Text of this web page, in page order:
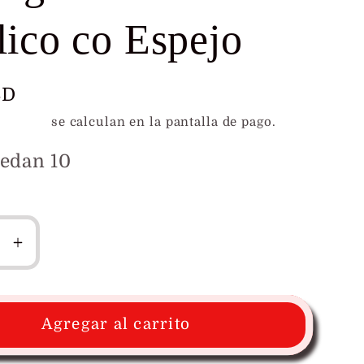
co Espejo
se calculan en la pantalla de pago.
10
Aumentar
cantidad
Perro
globo
en
Agregar al carrito